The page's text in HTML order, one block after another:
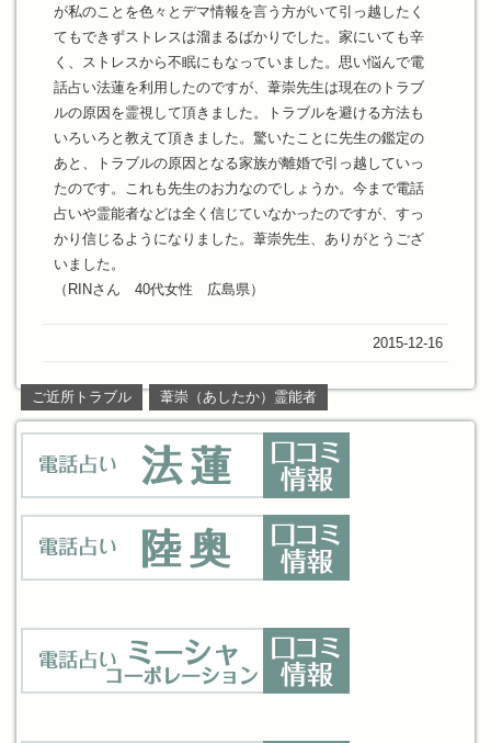
が私のことを色々とデマ情報を言う方がいて引っ越したく
てもできずストレスは溜まるばかりでした。家にいても辛
く、ストレスから不眠にもなっていました。思い悩んで電
話占い法蓮を利用したのですが、葦崇先生は現在のトラブ
ルの原因を霊視して頂きました。トラブルを避ける方法も
いろいろと教えて頂きました。驚いたことに先生の鑑定の
あと、トラブルの原因となる家族が離婚で引っ越していっ
たのです。これも先生のお力なのでしょうか。今まで電話
占いや霊能者などは全く信じていなかったのですが、すっ
かり信じるようになりました。葦崇先生、ありがとうござ
いました。
（RINさん 40代女性 広島県）
2015-12-16
ご近所トラブル 葦崇（あしたか）霊能者